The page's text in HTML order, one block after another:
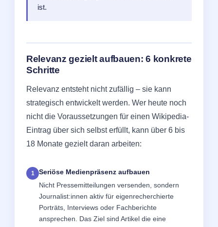
ist.
Relevanz gezielt aufbauen: 6 konkrete
Schritte
Relevanz entsteht nicht zufällig – sie kann
strategisch entwickelt werden. Wer heute noch
nicht die Voraussetzungen für einen Wikipedia-
Eintrag über sich selbst erfüllt, kann über 6 bis
18 Monate gezielt daran arbeiten:
Seriöse Medienpräsenz aufbauen
Nicht Pressemitteilungen versenden, sondern
Journalist:innen aktiv für eigenrecherchierte
Porträts, Interviews oder Fachberichte
ansprechen. Das Ziel sind Artikel die eine